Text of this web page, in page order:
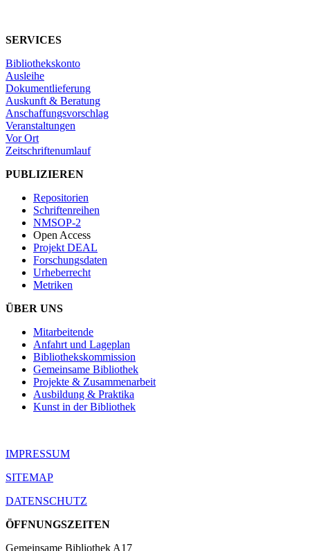
SERVICES
Bibliothekskonto
Ausleihe
Dokumentlieferung
Auskunft & Beratung
Anschaffungsvorschlag
Veranstaltungen
Vor Ort
Zeitschriftenumlauf
PUBLIZIEREN
Repositorien
Schriftenreihen
NMSOP-2
Open Access
Projekt DEAL
Forschungsdaten
Urheberrecht
Metriken
ÜBER UNS
Mitarbeitende
Anfahrt und Lageplan
Bibliothekskommission
Gemeinsame Bibliothek
Projekte & Zusammenarbeit
Ausbildung & Praktika
Kunst in der Bibliothek
IMPRESSUM
SITEMAP
DATENSCHUTZ
ÖFFNUNGSZEITEN
Gemeinsame Bibliothek A17